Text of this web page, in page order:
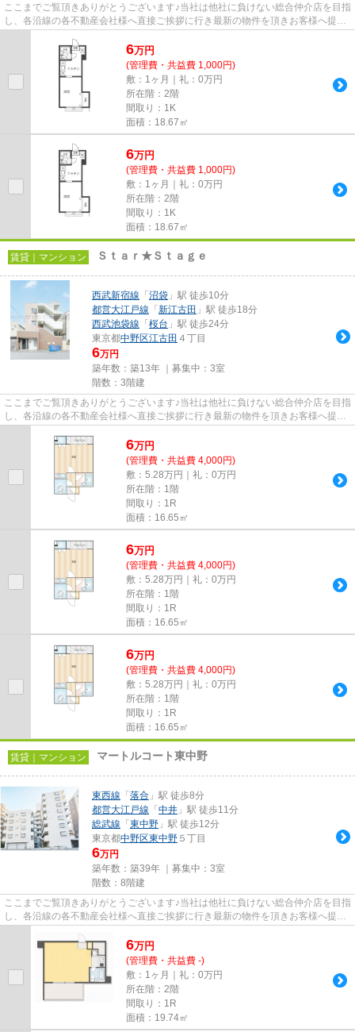
ここまでご覧頂きありがとうございます♪当社は他社に負けない総合仲介店を目指
し、各沿線の各不動産会社様へ直接ご挨拶に行き最新の物件を頂きお客様へ提供
6万円
(管理費・共益費 1,000円)
敷：1ヶ月｜礼：0万円
所在階：2階
間取り：1K
面積：18.67㎡
6万円
(管理費・共益費 1,000円)
敷：1ヶ月｜礼：0万円
所在階：2階
間取り：1K
面積：18.67㎡
賃貸｜マンション Ｓｔａｒ★Ｓｔａｇｅ
西武新宿線 「 沼袋 」駅 徒歩10分
都営大江戸線 「 新江古田 」駅 徒歩18分
西武池袋線 「 桜台 」駅 徒歩24分
東京都中野区江古田 ４丁目
6万円
築年数：築13年 ｜募集中： 3室
階数：3階建
ここまでご覧頂きありがとうございます♪当社は他社に負けない総合仲介店を目指
し、各沿線の各不動産会社様へ直接ご挨拶に行き最新の物件を頂きお客様へ提供
6万円
(管理費・共益費 4,000円)
敷：5.28万円｜礼：0万円
所在階：1階
間取り：1R
面積：16.65㎡
6万円
(管理費・共益費 4,000円)
敷：5.28万円｜礼：0万円
所在階：1階
間取り：1R
面積：16.65㎡
6万円
(管理費・共益費 4,000円)
敷：5.28万円｜礼：0万円
所在階：1階
間取り：1R
面積：16.65㎡
賃貸｜マンション マートルコート東中野
東西線 「 落合 」駅 徒歩8分
都営大江戸線 「 中井 」駅 徒歩11分
総武線 「 東中野 」駅 徒歩12分
東京都中野区東中野 ５丁目
6万円
築年数：築39年 ｜募集中： 3室
階数：8階建
ここまでご覧頂きありがとうございます♪当社は他社に負けない総合仲介店を目指
し、各沿線の各不動産会社様へ直接ご挨拶に行き最新の物件を頂きお客様へ提供
6万円
(管理費・共益費 -)
敷：1ヶ月｜礼：0万円
所在階：2階
間取り：1R
面積：19.74㎡